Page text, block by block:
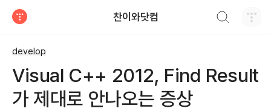
찬이와닷컴
develop
Visual C++ 2012, Find Result
가 제대로 안나오는 증상